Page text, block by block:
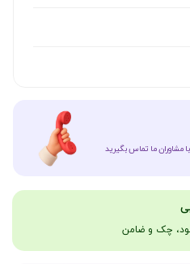
مشاوران ما تماس بگیرید